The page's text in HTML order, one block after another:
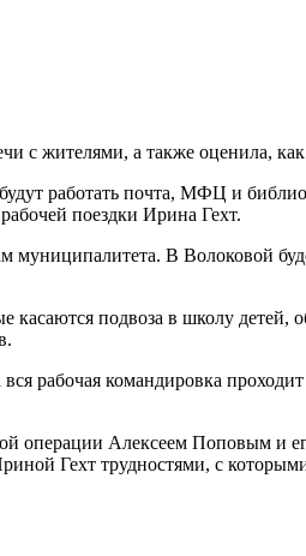
с жителями, а также оценила,
работать почта, МФЦ и
поездки Ирина Гехт.
В Волоковой
подвоза в школу детей,
рабочая командировка
операции Алексеем Поповым и
Гехт трудностями, с которыми